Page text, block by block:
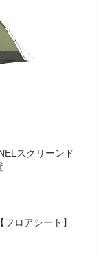
スクリーンド
ロアシート】